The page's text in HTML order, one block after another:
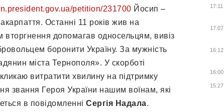
petition/231700 Йосип –
Останні 11 років жив на
допомагав односельцям, вивіз
боронити Україну. За мужність
міста Тернополя». У скорботі
витратити хвилину на підтримку
звання Героя України нашим воїнам, які
в повідомленні Сергія Надала.
17:11
17:07
16:12
16:00
15:27